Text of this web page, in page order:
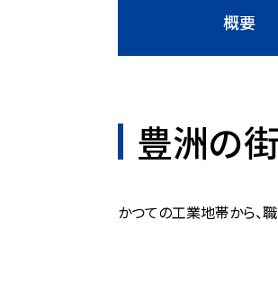
概要
豊洲の
かつての工業地帯から、職